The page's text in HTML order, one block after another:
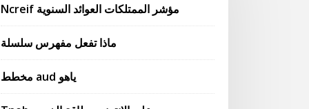
Ncreif مؤشر الممتلكات العوائد السنوية
ماذا تفعل مفهرس سلسلة
مخطط aud ياهو